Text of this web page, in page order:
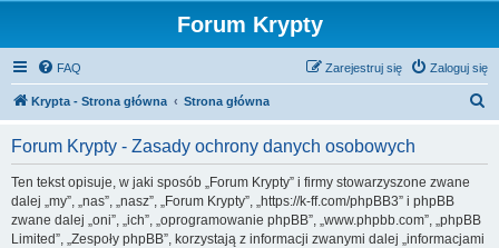
Forum Krypty
FAQ Zaloguj się
Zarejestruj się
Krypta - Strona główna Strona główna
Forum Krypty - Zasady ochrony danych osobowych
Ten tekst opisuje, w jaki sposób „Forum Krypty” i firmy stowarzyszone zwane
dalej „my”, „nas”, „nasz”, „Forum Krypty”, „https://k-ff.com/phpBB3” i phpBB
zwane dalej „oni”, „ich”, „oprogramowanie phpBB”, „www.phpbb.com”, „phpBB
Limited”, „Zespoły phpBB”, korzystają z informacji zwanymi dalej „informacjami